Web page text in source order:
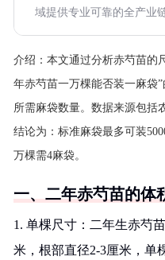
域提供专业可靠的全产业
介绍： 本文通过分析赤芍苗的
年赤芍苗一万棵能否装一麻袋
所需麻袋数量。数据来源包括
结论为：标准麻袋最多可装
万棵需4麻袋。
一、二年赤芍苗的体
1. 单棵尺寸：二年生赤芍
米，根部直径2-3厘米，单